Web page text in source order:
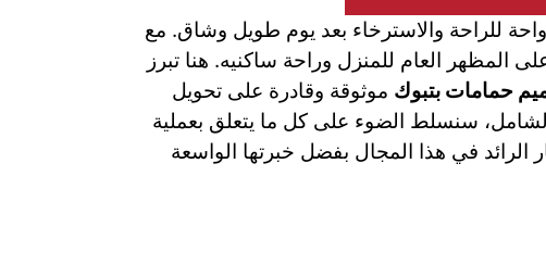
للراحة والاسترخاء بعد يوم طويل وشاق. مع
المظهر العام للمنزل وراحة ساكنيه. هنا تبرز
حمامات بتبوك موثوقة وقادرة على تحويل
سنسلط الضوء على كل ما يتعلق بعملية
في هذا المجال بفضل خبرتها الواسعة